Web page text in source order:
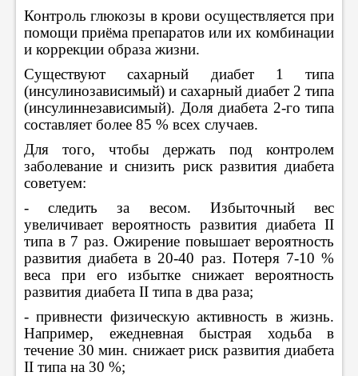
Контроль глюкозы в крови осуществляется при
помощи приёма препаратов или их комбинации
и коррекции образа жизни.
Существуют сахарный диабет 1 типа
(инсулинозависимый) и сахарный диабет 2 типа
(инсулиннезависимый). Доля диабета 2-го типа
составляет более 85 % всех случаев.
Для того, чтобы держать под контролем
заболевание и снизить риск развития диабета
советуем:
- следить за весом. Избыточный вес
увеличивает вероятность развития диабета II
типа в 7 раз. Ожирение повышает вероятность
развития диабета в 20-40 раз. Потеря 7-10 %
веса при его избытке снижает вероятность
развития диабета II типа в два раза;
- привнести физическую активность в жизнь.
Например, ежедневная быстрая ходьба в
течение 30 мин. снижает риск развития диабета
II типа на 30 %;